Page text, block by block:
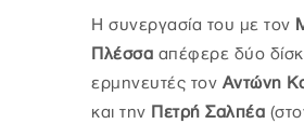
Η συνεργασία του με τον
Πλέσσα απέφερε δύο
ερμηνευτές τον Αντώνη
και την Πετρή Σαλπέα